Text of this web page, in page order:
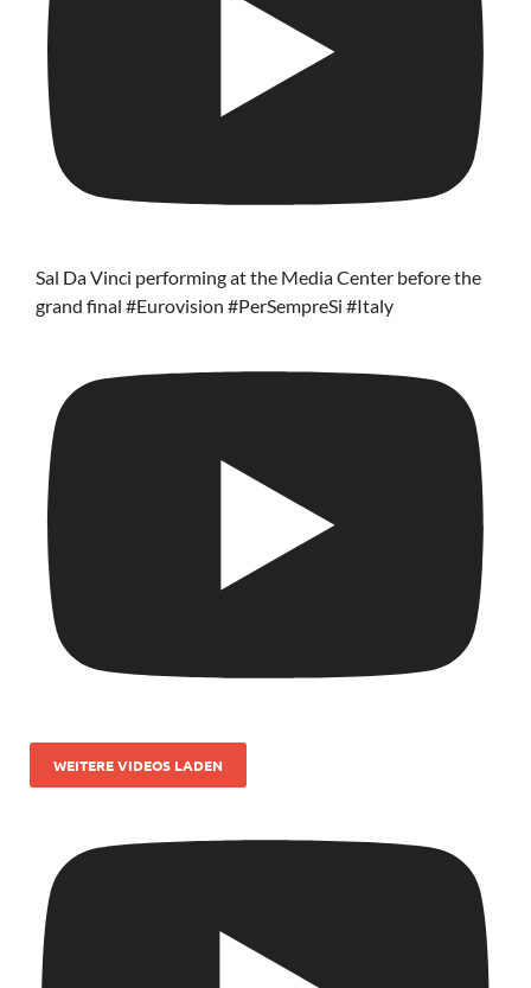
Sal Da Vinci performing at the Media Center before the
grand final #Eurovision #PerSempreSi #Italy
WEITERE VIDEOS LADEN